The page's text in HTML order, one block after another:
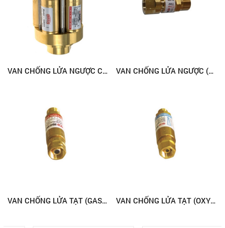
VAN CHỐNG LỬA NGƯỢC CỠ LỚN VAN CHỐNG LỬA NGƯỢC (GAS) - TAY
VAN CHỐNG LỬA TẠT (GAS) - ĐỒNG HỒ VAN CHỐNG LỬA TẠT (OXY) - ĐỒNG HỒ